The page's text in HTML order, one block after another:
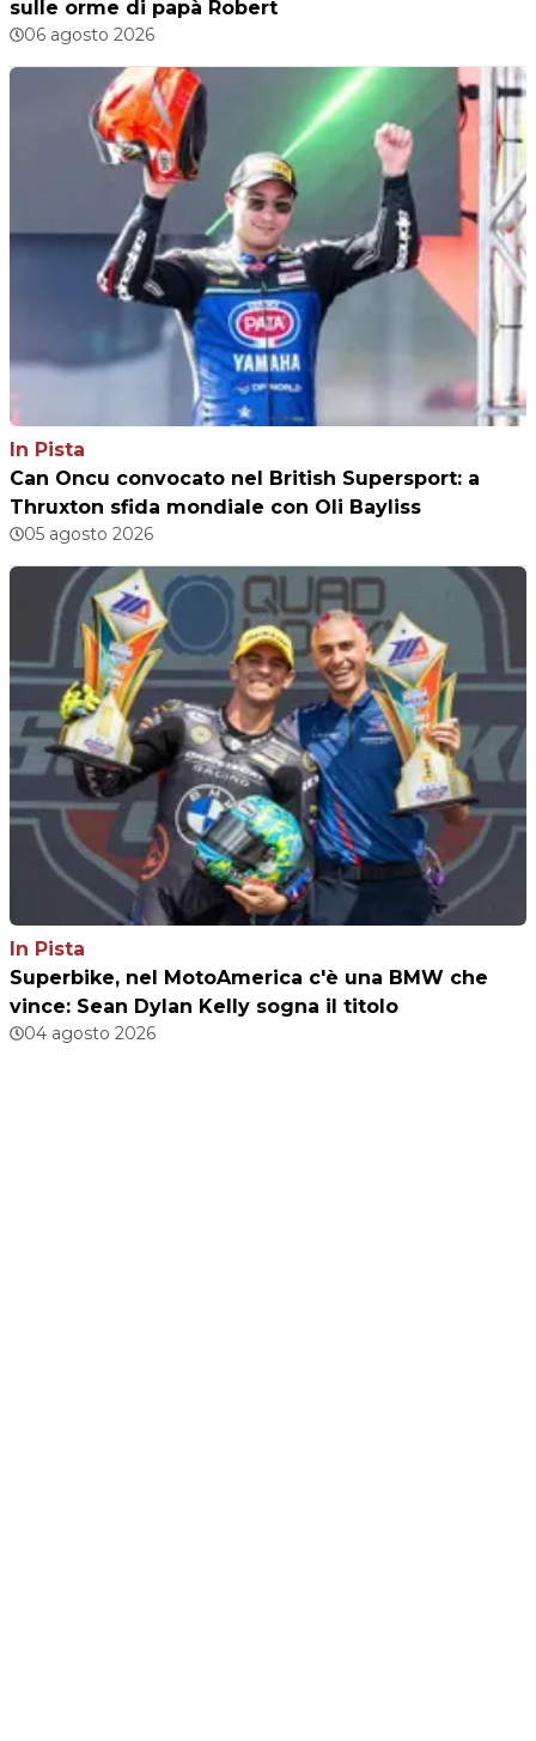
sulle orme di papà Robert
06 agosto 2026
In Pista
Can Oncu convocato nel British Supersport: a
Thruxton sfida mondiale con Oli Bayliss
05 agosto 2026
In Pista
Superbike, nel MotoAmerica c'è una BMW che
vince: Sean Dylan Kelly sogna il titolo
04 agosto 2026